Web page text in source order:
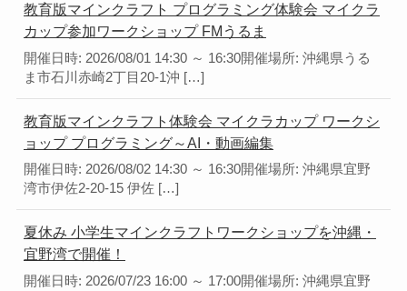
教育版マインクラフト プログラミング体験会 マイクラ
カップ参加ワークショップ FMうるま
開催日時: 2026/08/01 14:30 ～ 16:30開催場所: 沖縄県うる
ま市石川赤崎2丁目20-1沖 […]
教育版マインクラフト体験会 マイクラカップ ワークシ
ョップ プログラミング～AI・動画編集
開催日時: 2026/08/02 14:30 ～ 16:30開催場所: 沖縄県宜野
湾市伊佐2-20-15 伊佐 […]
夏休み 小学生マインクラフトワークショップを沖縄・
宜野湾で開催！
開催日時: 2026/07/23 16:00 ～ 17:00開催場所: 沖縄県宜野